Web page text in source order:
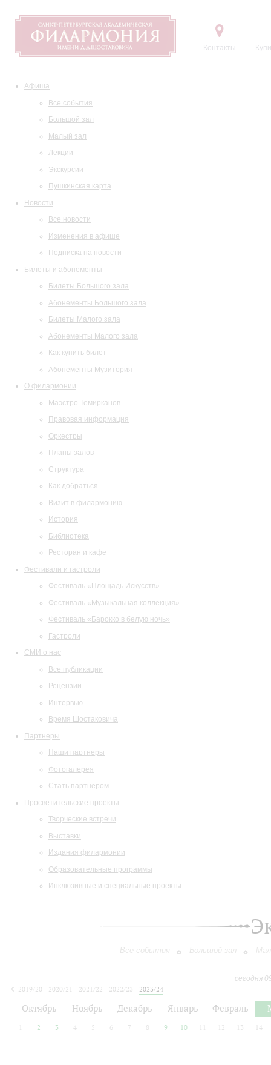
Контакты
Афиша
Все события
Большой зал
Малый зал
Лекции
Экскурсии
Пушкинская карта
Новости
Все новости
Изменения в афише
Подписка на новости
Билеты и абонементы
Билеты Большого зала
Абонементы Большого зала
Билеты Малого зала
Абонементы Малого зала
Как купить билет
Абонементы Музитория
О филармонии
Маэстро Темирканов
Правовая информация
Оркестры
Планы залов
Структура
Как добраться
Визит в филармонию
История
Библиотека
Ресторан и кафе
Фестивали и гастроли
Фестиваль «Площадь Искусств»
Фестиваль «Музыкальная коллекция»
Фестиваль «Барокко в белую ночь»
Гастроли
СМИ о нас
Все публикации
Рецензии
Интервью
Время Шостаковича
Партнеры
Наши партнеры
Фотогалерея
Стать партнером
Просветительские проекты
Творческие встречи
Выставки
Издания филармонии
Образовательные программы
Инклюзивные и специальные проекты
Все события Большой зал
сегодня
2019/20
2020/21 2021/22 2022/23
2023/24
Октябрь Ноябрь Декабрь Январь Февраль
2 3 4 5 6 7 8 9 10 12 13 14